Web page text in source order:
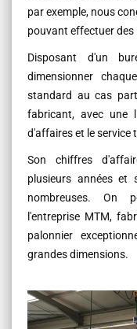
par exemple, nous
pouvant effectuer des
Disposant d'un
dimensionner
standard au cas
fabricant, avec une
d'affaires et le service
Son chiffres
plusieurs années et
nombreuses. On
l'entreprise MTM,
palonnier
grandes dimensions.